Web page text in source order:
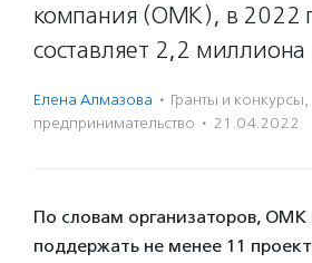
компания (ОМК), в 2022
составляет 2,2 миллиона
Елена Алмазова · Гранты и конкурсы,
предпри­нима­тель­ство · 21.04.2022
По словам организаторов, ОМК
поддержать не менее 11